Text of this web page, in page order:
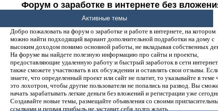
Форум о заработке в интернете без
денег.
Добро пожаловать на форум о заработке и работе в интернете, на котором
можно найти подходящий вариант дополнительной подработки на дому с
высоким доходом помимо основной работы, не вкладывая собственных
На форуме вы найдете полезную информацию про сайты и проекты,
предоставляющие удаленную работу и быстрый заработок в сети
также сможете участвовать в их обсуждении и оставлять свои отзывы.
знаете, что определенный проект или сайт не платит, то указывайте в теме
это лохотрон, чтобы другие пользователи не попались на развод. Вы
начать зарабатывать легкие деньги без вложений и регистрации уже
Создавайте новые темы, размещайте объявления со своими
ссылками и первая прибыль не заставит себя долго ждать.
Активные темы